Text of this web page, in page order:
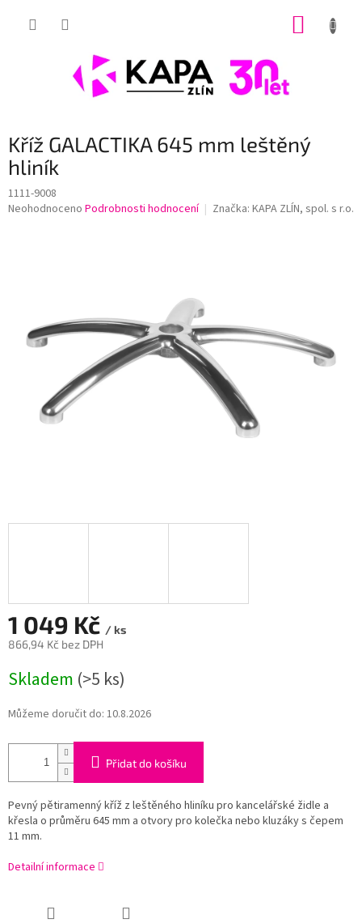
Kříž GALACTIKA 645 mm leštěný
hliník
1111-9008
Průměrné
Neohodnoceno Podrobnosti hodnocení Značka: KAPA ZLÍN, spol. s r.o.
1 049 Kč / ks
866,94 Kč bez DPH
cena:
Skladem (>5 ks)
Můžeme doručit do: 10.8.2026
Přidat do košíku
Pevný pětiramenný kříž z leštěného hliníku pro kancelářské židle a
křesla o průměru 645 mm a otvory pro kolečka nebo kluzáky s čepem
11 mm.
Detailní informace